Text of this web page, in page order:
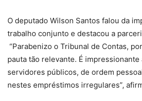
O deputado Wilson Santos falou da
trabalho conjunto e destacou a
“Parabenizo o Tribunal de Contas,
pauta tão relevante. É impressionante
servidores públicos, de ordem
nestes empréstimos irregulares”,